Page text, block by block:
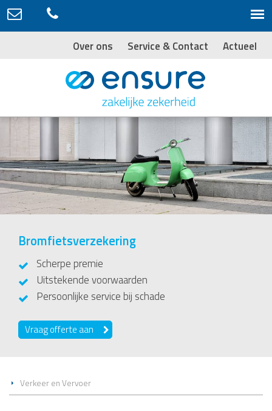
Over ons Service & Contact Actueel
Bromfietsverzekering
Scherpe premie
Uitstekende voorwaarden
Persoonlijke service bij schade
Vraag offerte aan
Verkeer en Vervoer